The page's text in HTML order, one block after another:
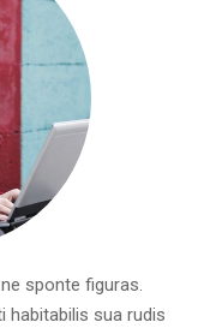
sponte figuras.
habitabilis sua rudis